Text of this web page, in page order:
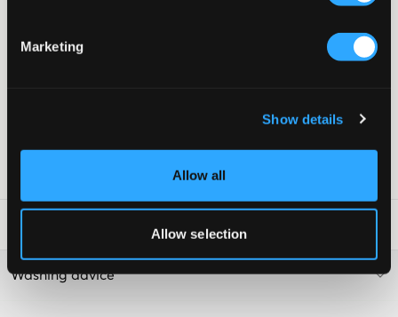
Marketing
Show details
Allow all
Allow selection
Hoge taille
Washing advice